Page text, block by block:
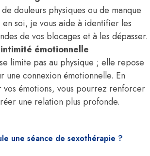
de douleurs physiques ou de manque
soi, je vous aide à identifier les
de vos blocages et à les dépasser.
émotionnelle
limite pas au physique ; elle repose
une connexion émotionnelle. En
vos émotions, vous pourrez renforcer
une relation plus profonde.
une séance de sexothérapie ?